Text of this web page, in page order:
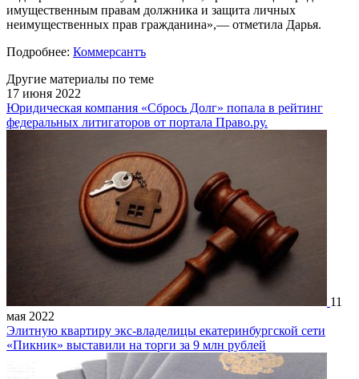
имущественным правам должника и защита личных
неимущественных прав гражданина»,— отметила Дарья.
Подробнее: Коммерсантъ
Другие материалы по теме
17 июня 2022
Юридическая компания «Сбрось Долг» попала в рейтинг
федеральных литигаторов от портала Право.ру.
11
мая 2022
Элитную квартиру экс-владелицы екатеринбургской сети
«Пикник» выставили на торги за 9 млн рублей